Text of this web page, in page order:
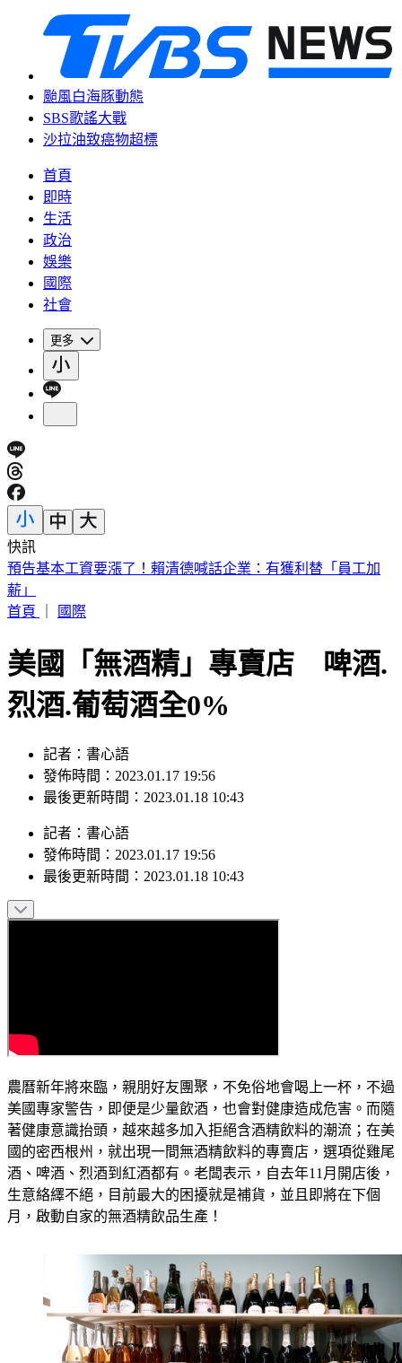
颱風白海豚動態
SBS歌謠大戰
沙拉油致癌物超標
首頁
即時
生活
政治
娛樂
國際
社會
更多
快訊
5年前爆校園霸凌！韓男星現身菲律賓近況曝
首頁
美國「無酒精」專賣店 啤酒.
烈酒.葡萄酒全0%
發佈時間：2023.01.17 19:56
最後更新時間：2023.01.18 10:43
發佈時間：2023.01.17 19:56
最後更新時間：2023.01.18 10:43
美國專家警告，即便是少量飲酒，也會對健康造成危害。而隨
著健康意識抬頭，越來越多加入拒絕含酒精飲料的潮流；在美
國的密西根州，就出現一間無酒精飲料的專賣店，選項從雞尾
酒、啤酒、烈酒到紅酒都有。老闆表示，自去年11月開店後，
生意絡繹不絕，目前最大的困擾就是補貨，並且即將在下個
月，啟動自家的無酒精飲品生產！